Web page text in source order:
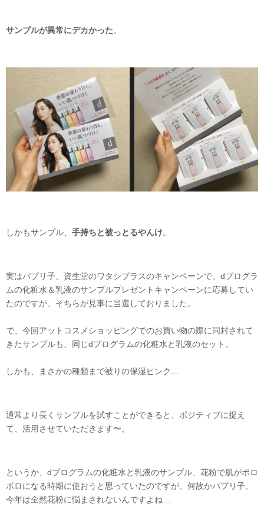
サンプルが異常にデカかった。
しかもサンプル、 手持ちと被っとるやんけ。
実はパプリ子、資生堂のワタシプラスのキャンペーンで、dプログラ
ムの化粧水＆乳液のサンプルプレゼントキャンペーンに応募してい
たのですが、そちらが見事に当選しておりました。
で、今回アットコスメショッピングでのお買い物の際に同封されて
きたサンプルも、同じdプログラムの化粧水と乳液のセット。
しかも、まさかの種類まで被りの保湿ピンク…
通常より長くサンプルを試すことができると、ポジティブに捉え
て、活用させていただきます〜。
というか、dプログラムの化粧水と乳液のサンプル、花粉で肌がボロ
ボロになる時期に使おうと思っていたのですが、何故かパプリ子、
今年は全然花粉に悩まされないんですよね…